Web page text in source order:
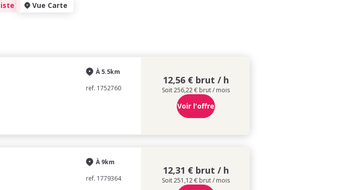
Vue Carte
À 5.5km
ref. 1752760
12,56 € brut / h
Soit 256,22 € brut / mois
Voir l'offre
À 9km
ref. 1779364
12,31 € brut / h
Soit 251,12 € brut / mois